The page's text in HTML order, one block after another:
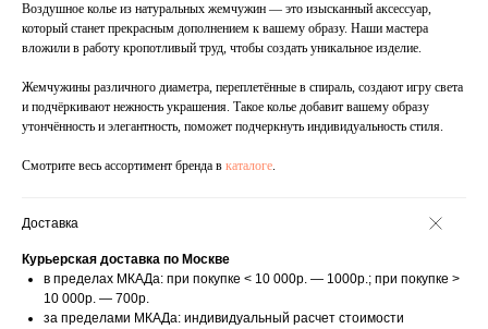
Воздушное колье из натуральных жемчужин — это изысканный аксессуар,
который станет прекрасным дополнением к вашему образу. Наши мастера
вложили в работу кропотливый труд, чтобы создать уникальное изделие.
Жемчужины различного диаметра, переплетённые в спираль, создают игру света
и подчёркивают нежность украшения. Такое колье добавит вашему образу
утончённость и элегантность, поможет подчеркнуть индивидуальность стиля.
Смотрите весь ассортимент бренда в каталоге.
Доставка
Курьерская доставка по Москве
в пределах МКАДа: при покупке < 10 000р. — 1000р.; при покупке >
10 000р. — 700р.
за пределами МКАДа: индивидуальный расчет стоимости